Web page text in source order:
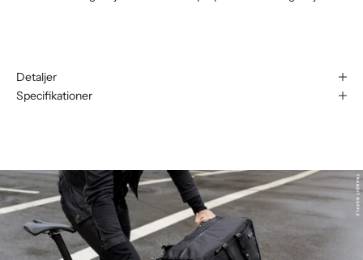
Detaljer
Specifikationer